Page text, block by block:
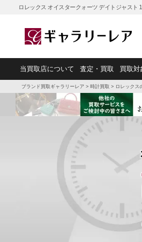
ロレックス オイスタークォーツ デイトジャス
当買取店について 査定・買取 買取対
ブランド買取ギャラリーレア > 時計買取 > ロレックス